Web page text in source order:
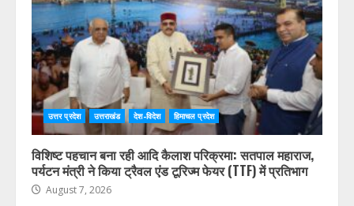
उत्तर प्रदेश उत्तराखंड देश-विदेश हिमाचल प्रदेश
विशिष्ट पहचान बना रही आदि कैलाश परिक्रमा: सतपाल महाराज,
पर्यटन मंत्री ने किया ट्रैवल एंड टूरिज्म फेयर (TTF) में प्रतिभाग
August 7, 2026